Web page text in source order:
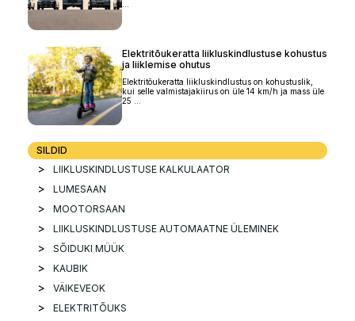
Elektritõukeratta liikluskindlustuse kohustus
ja liiklemise ohutus
Elektritõukeratta liikluskindlustus on kohustuslik,
kui selle valmistajakiirus on üle 14 km/h ja mass üle
25 ...
SILDID
LIIKLUSKINDLUSTUSE KALKULAATOR
LUMESAAN
MOOTORSAAN
LIIKLUSKINDLUSTUSE AUTOMAATNE ÜLEMINEK
SÕIDUKI MÜÜK
KAUBIK
VÄIKEVEOK
ELEKTRITÕUKS